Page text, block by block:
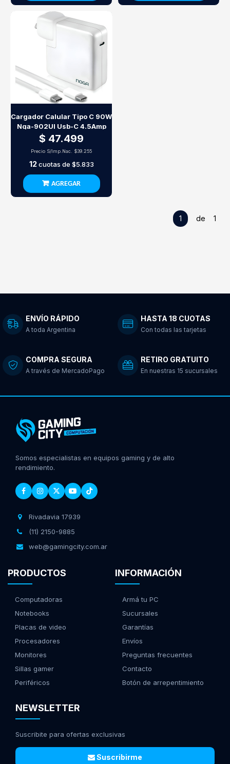
Cargador Calular Tipo C 90W
Nga-902Ul Usb-C 4.5Amp
$ 47.499
Precio S/Imp.Nac. $39.255
12cuotas de $5.833
AGREGAR
1 de 1
ENVÍO RÁPIDO
A toda Argentina
HASTA 18 CUOTAS
Con todas las tarjetas
COMPRA SEGURA
A través de MercadoPago
RETIRO GRATUITO
En nuestras 15 sucursales
Somos especialistas en equipos gaming y de alto
rendimiento.
Rivadavia 17939
(11) 2150-9885
web@gamingcity.com.ar
PRODUCTOS
Computadoras
Notebooks
Placas de video
Procesadores
Monitores
Sillas gamer
Periféricos
INFORMACIÓN
Armá tu PC
Sucursales
Garantías
Envíos
Preguntas frecuentes
Contacto
Botón de arrepentimiento
NEWSLETTER
Suscribite para ofertas exclusivas
Suscribirme